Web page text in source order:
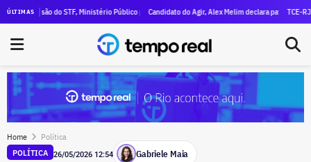
ÚLTIMASR$ 47 milhões em patrimônio
do STF, Ministério Público pede execução da condenação e da inelegibilidade de
Candidato do Agir, Alex Melim declara patrimônio de R$ 30
TCE-RJ
Home Política
POLÍTICA 26/05/2026 12:54 Gabriele Maia